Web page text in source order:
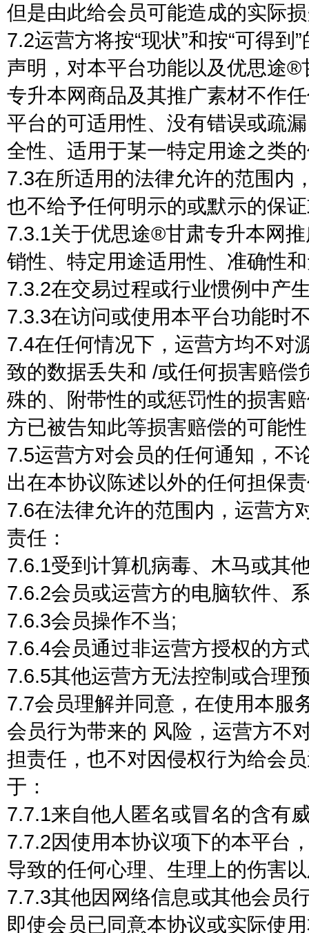
但是由此给会员可能造成的实际
7.2运营方将按“现状”和按“可得
声明，对本平台功能以及优思途
专升本网商品及其推广素材不作
平台的可适用性、没有错误或疏
全性、适用于某一特定用途之类
7.3在所适用的法律允许的范围内
也不给予任何明示的或默示的保
7.3.1关于优思途®甘肃专升本网
销性、特定用途适用性、准确性
7.3.2在交易过程或行业惯例中产
7.3.3在访问或使用本平台功能时
7.4在任何情况下，运营方均不对
致的数据丢失和 /或任何损害赔
殊的、附带性的或惩罚性的损害
方已被告知此等损害赔偿的可能
7.5运营方对会员的任何通知，不
出在本协议陈述以外的任何担保
7.6在法律允许的范围内，运营方
责任：
7.6.1受到计算机病毒、木马或其
7.6.2会员或运营方的电脑软件、
7.6.3会员操作不当;
7.6.4会员通过非运营方授权的方
7.6.5其他运营方无法控制或合理
7.7会员理解并同意，在使用本服
会员行为带来的 风险，运营方不
担责任，也不对因侵权行为给会
于：
7.7.1来自他人匿名或冒名的含有
7.7.2因使用本协议项下的本平台
导致的任何心理、生理上的伤害
7.7.3其他因网络信息或其他会员
即使会员已同意本协议或实际使